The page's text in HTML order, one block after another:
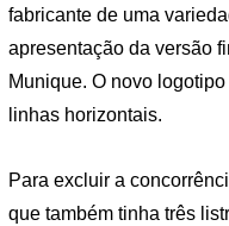
fabricante de uma
apresentação da versão
Munique. O novo
linhas horizontais.
Para excluir a
que também tinha três